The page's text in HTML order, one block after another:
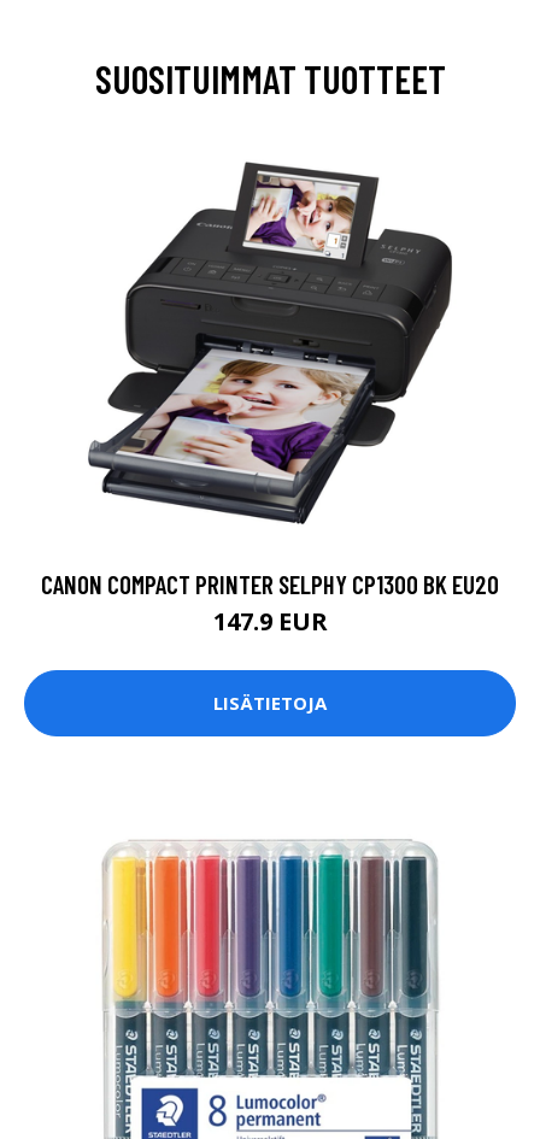
SUOSITUIMMAT TUOTTEET
CANON COMPACT PRINTER SELPHY CP1300 BK EU20
147.9 EUR
LISÄTIETOJA